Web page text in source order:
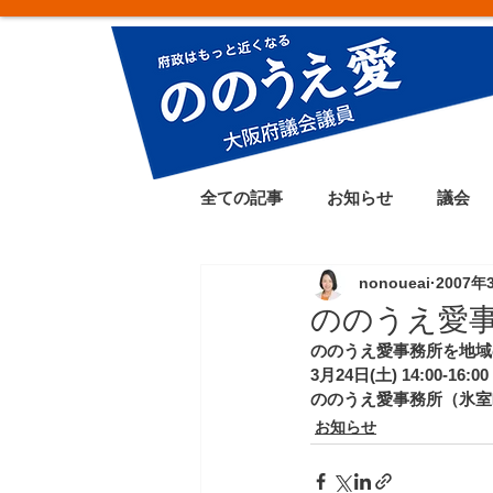
全ての記事 お知らせ 議会
ののうえ愛
nonoueai 2007年
ののうえ愛事務所を地
3月24日(土) 14:00-16:00
ののうえ愛事務所（氷
お知らせ